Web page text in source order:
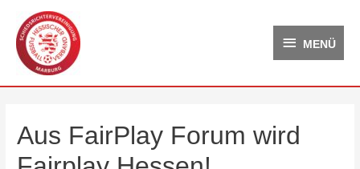
Inhalt
springen
MENÜ
Aus FairPlay Forum wird